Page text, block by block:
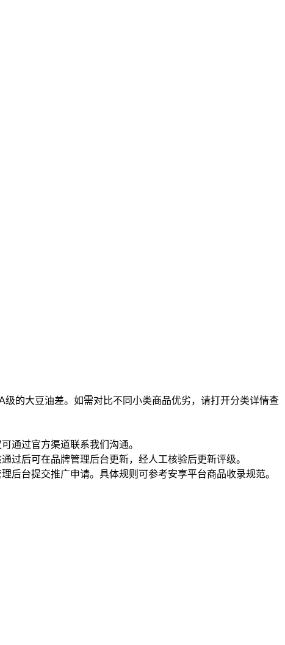
的大豆油差。如需对比不同小类商品优劣，请打开分类详情查
通过官方渠道联系我们沟通。
过后可在品牌管理后台更新，经人工核验后更新评级。
后台提交推广申请。具体规则可参考安享平台商品收录规范。